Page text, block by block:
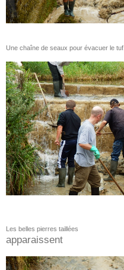
Une chaîne de seaux pour évacuer le tuf.
Les belles pierres taillées
apparaissent